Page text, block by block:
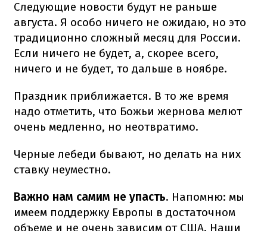
Следующие новости будут не раньше
августа. Я особо ничего не ожидаю, но это
традиционно сложный месяц для России.
Если ничего не будет, а, скорее всего,
ничего и не будет, то дальше в ноябре.
Праздник приближается. В то же время
надо отметить, что Божьи жернова мелют
очень медленно, но неотвратимо.
Черные лебеди бывают, но делать на них
ставку неуместно.
Важно нам самим не упасть. Напомню: мы
имеем поддержку Европы в достаточном
объеме и не очень зависим от США. Наши